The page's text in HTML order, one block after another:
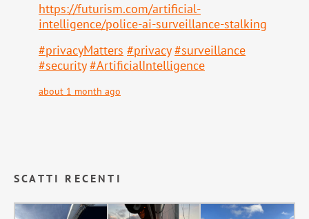
https://futurism.com/artificial-
intelligence/police-ai-surveillance-stalking
#privacyMatters #privacy #surveillance
#security #ArtificialIntelligence
about 1 month ago
SCATTI RECENTI